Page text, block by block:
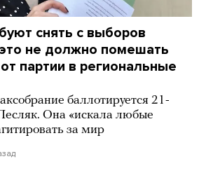
снять с выборов
не должно помешать
партии в региональные
баллотируется 21-
Она «искала любые
за мир